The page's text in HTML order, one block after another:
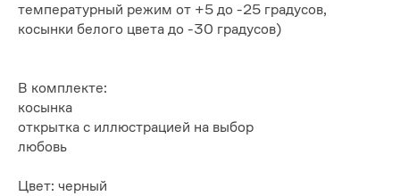
температурный режим от +5 до -25 градусов,
косынки белого цвета до -30 градусов)
В комплекте:
косынка
открытка с иллюстрацией на выбор
любовь
Цвет: черный